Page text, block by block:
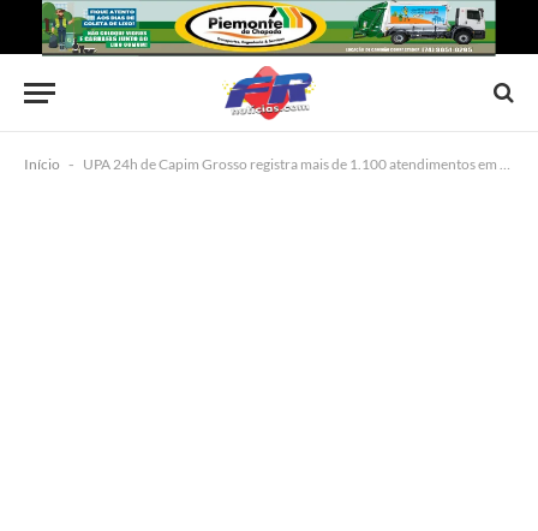
Início - UPA 24h de Capim Grosso registra mais de 1.100 atendimentos em uma semana e 3 óbitos são confirmados